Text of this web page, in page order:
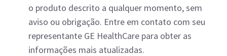
o produto descrito a qualquer momento, sem
aviso ou obrigação. Entre em contato com seu
representante GE HealthCare para obter as
informações mais atualizadas.